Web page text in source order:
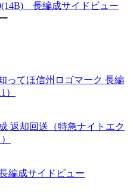
長編成サイドビュー
ってほ信州ロゴマーク 長編
）
返却回送（特急ナイトエク
編成サイドビュー